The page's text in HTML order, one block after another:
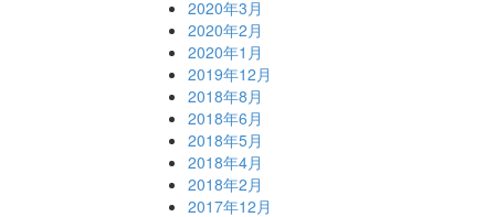
2020年3月
2020年2月
2020年1月
2019年12月
2018年8月
2018年6月
2018年5月
2018年4月
2018年2月
2017年12月